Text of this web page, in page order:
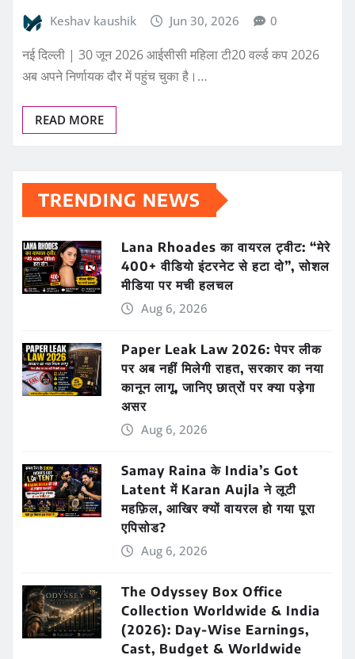
Keshav kaushik Jun 30, 2026 0
नई दिल्ली | 30 जून 2026 आईसीसी महिला टी20 वर्ल्ड कप 2026
अब अपने निर्णायक दौर में पहुंच चुका है।…
READ MORE
TRENDING NEWS
Lana Rhoades का वायरल ट्वीट: “मेरे
400+ वीडियो इंटरनेट से हटा दो”, सोशल
मीडिया पर मची हलचल
Aug 6, 2026
Paper Leak Law 2026: पेपर लीक
पर अब नहीं मिलेगी राहत, सरकार का नया
कानून लागू, जानिए छात्रों पर क्या पड़ेगा
असर
Aug 6, 2026
Samay Raina के India’s Got
Latent में Karan Aujla ने लूटी
महफ़िल, आखिर क्यों वायरल हो गया पूरा
एपिसोड?
Aug 6, 2026
The Odyssey Box Office
Collection Worldwide & India
(2026): Day-Wise Earnings,
Cast, Budget & Worldwide